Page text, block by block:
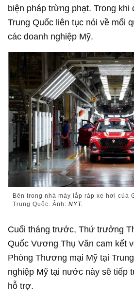
biện pháp trừng phạt. Trong khi
Trung Quốc liên tục nói về mối
các doanh nghiệp Mỹ.
Bên trong nhà máy lắp ráp xe hơi của
Trung Quốc. Ảnh:NYT.
Cuối tháng trước, Thứ trưởng
Quốc Vương Thụ Văn cam kết
Phòng Thương mại Mỹ tại
nghiệp Mỹ tại nước này sẽ tiếp
hỗ trợ.